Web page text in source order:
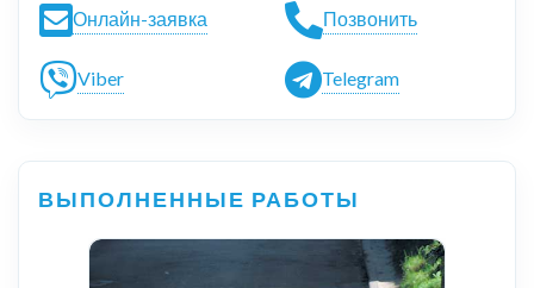
Онлайн-заявка Позвонить
Viber Telegram
ВЫПОЛНЕННЫЕ РАБОТЫ